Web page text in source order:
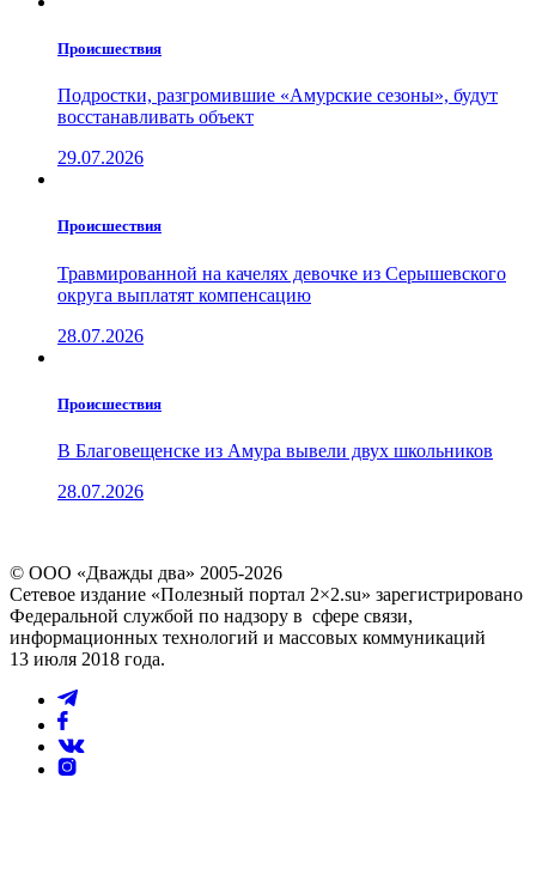
Проиcшествия
Подростки, разгромившие «Амурские сезоны», будут
восстанавливать объект
29.07.2026
Проиcшествия
Травмированной на качелях девочке из Серышевского
округа выплатят компенсацию
28.07.2026
Проиcшествия
В Благовещенске из Амура вывели двух школьников
28.07.2026
© ООО «Дважды два» 2005-2026
Сетевое издание «Полезный портал 2×2.su» зарегистрировано
Федеральной службой по надзору в сфере связи,
информационных технологий и массовых коммуникаций
13 июля 2018 года.